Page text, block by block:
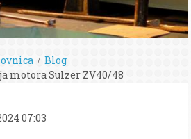
Blog
motora Sulzer ZV40/48
07:03